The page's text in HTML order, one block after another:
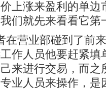
上涨来盈利的单边
们就先来看看它第
营业部碰到了前
作人员他要赶紧填
来进行交易，而之
业人员来操作，是